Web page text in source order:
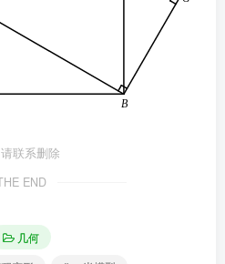
联系删除
END
几何